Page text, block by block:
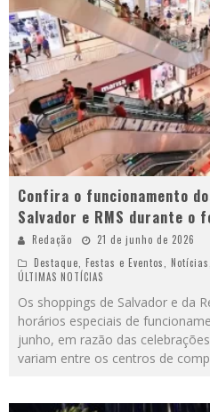
Confira o funcionamento
Salvador e RMS durante o
Redação
21 de junho de 2026
Destaque, Festas e Eventos, Notícias
ÚLTIMAS NOTÍCIAS
Os shoppings de Salvador e da
horários especiais de
junho, em razão das
variam entre os centros de